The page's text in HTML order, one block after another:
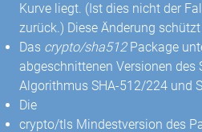
Kurve liegt. (Ist dies nicht der
zurück.) Diese Änderung
Das crypto/sha512Package
abgeschnittenen Versionen des
Algorithmus SHA-512/224 und
Die
crypto/tls Mindestversion des